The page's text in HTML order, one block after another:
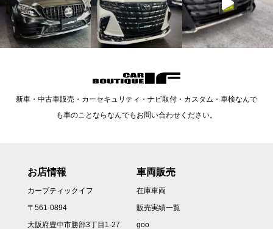
新車・中古車販売・カーセキュリティ・ナビ取付・カスタム・車検なんで
も車のことならなんでもお問い合わせください。
お店情報
カーブティックイフ
〒561-0894
大阪府豊中市勝部3丁目1-27
車両販売
在庫車両
販売実績一覧
goo